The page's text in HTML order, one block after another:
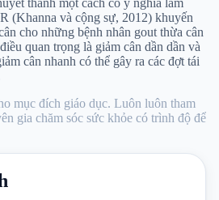
(Khanna và cộng sự, 2012) khuyến
cho những bệnh nhân gout thừa cân
quan trọng là giảm cân dần dần và
cân nhanh có thể gây ra các đợt tái
mục đích giáo dục. Luôn luôn tham
gia chăm sóc sức khỏe có trình độ để